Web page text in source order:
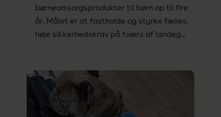
børneomsorgsprodukter til børn op til fire
år. Målet er at fastholde og styrke fælles,
høje sikkerhedskrav på tværs af landeg...